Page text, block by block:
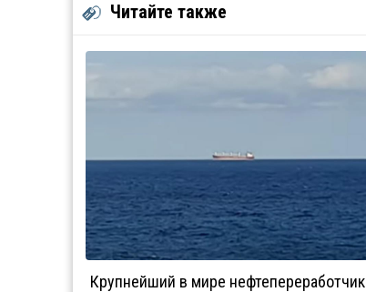
Читайте также
Крупнейший в мире нефтепереработчик